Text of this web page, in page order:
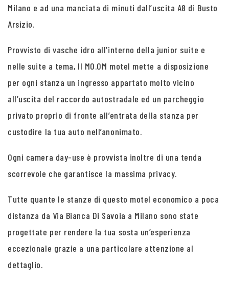
Milano e ad una manciata di minuti dall’uscita A8 di Busto
Arsizio.
Provvisto di vasche idro all’interno della junior suite e
nelle suite a tema, Il MO.OM motel mette a disposizione
per ogni stanza un ingresso appartato molto vicino
all’uscita del raccordo autostradale ed un parcheggio
privato proprio di fronte all’entrata della stanza per
custodire la tua auto nell’anonimato.
Ogni camera day-use è provvista inoltre di una tenda
scorrevole che garantisce la massima privacy.
Tutte quante le stanze di questo motel economico a poca
distanza da Via Bianca Di Savoia a Milano sono state
progettate per rendere la tua sosta un’esperienza
eccezionale grazie a una particolare attenzione al
dettaglio.